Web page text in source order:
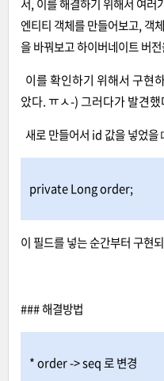
서, 이를 해결하기 위해서 여러
엔티티 객체를 만들어보고, 객
을 바꿔보고 하이버네이트 버
이를 확인하기 위해서 구현
았다. ㅠㅅ-) 그러다가 발견했
새로 만들어서 id 값을 넣었을
private Long order;
이 필드를 넣는 순간부터 구현
### 해결방법
* order -> seq 로 변경